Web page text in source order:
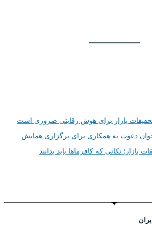
بازار برای هوش رقابتی ضروری است
دعوت به همکاری برای برگزاری همایش
بازار؛ نکاتی که کافرماها باید بدانند